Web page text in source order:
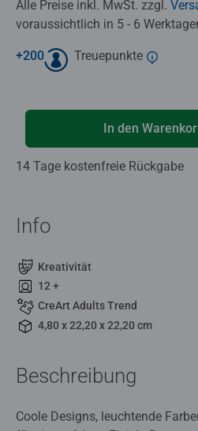
Alle Preise inkl. MwSt. zzgl.
voraussichtlich in 5 - 6
+200 Treuepunkte
In den
14 Tage kostenfreie Rückgabe
Info
Kreativität
12 +
CreArt Adults Trend
4,80 x 22,20 x 22,20 cm
Beschreibung
Coole Designs, leuchtende